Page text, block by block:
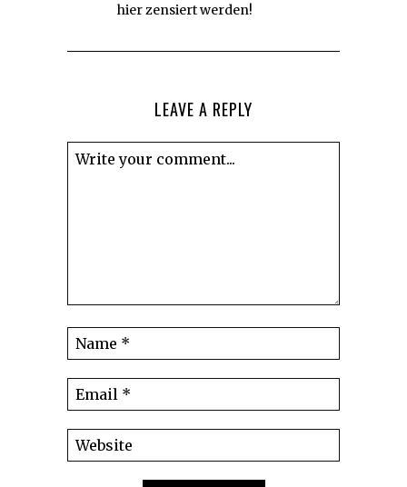
hier zensiert werden!
LEAVE A REPLY